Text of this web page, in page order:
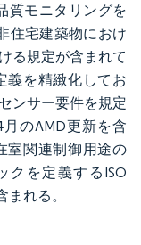
質モニタリングを
住宅建築物におけ
る規定が含まれて
義を精緻化してお
ンサー要件を規定
月のAMD更新を含
室関連制御用途の
クを定義するISO
まれる。